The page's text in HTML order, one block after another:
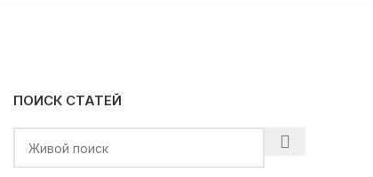
ПОИСК СТАТЕЙ